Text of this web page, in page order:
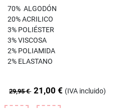
70% ALGODÓN
20% ACRILICO
3% POLIÉSTER
3% VISCOSA
2% POLIAMIDA
2% ELASTANO
29,95 € 21,00 € (IVA incluido)